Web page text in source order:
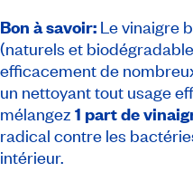
Bon à savoir: Le vinaigre
(naturels et
efficacement de
un nettoyant tout usage
mélangez 1 part de
radical contre les
intérieur.